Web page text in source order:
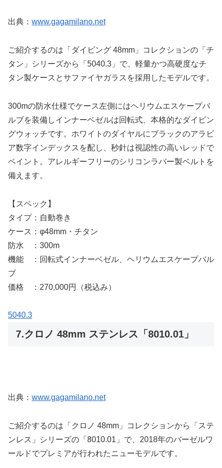
出典： www.gagamilano.net
ご紹介するのは「ダイビング 48mm」コレクションの「チ
タン」シリーズから「5040.3」で、軽量かつ高硬度なチ
タン製ケースとサファイヤガラスを採用したモデルです。
300mの防水仕様でケース左側にはヘリウムエスケープバ
ルブを装備しインナーベゼルは回転式、本格的なダイビン
グウォッチです。ホワイトのダイヤルにブラックのアラビ
ア数字インデックスを配し、秒針は視認性の高いレッドで
ペイント。アレルギーフリーのシリコンラバー製ベルトを
備えます。
【スペック】
タイプ：自動巻き
ケース：φ48mm・チタン
防水 ：300m
機能 ：回転式インナーベゼル、ヘリウムエスケープバル
ブ
価格 ：270,000円（税込み）
5040.3
7.クロノ 48mm ステンレス「8010.01」
出典： www.gagamilano.net
ご紹介するのは「クロノ 48mm」コレクションから「ステ
ンレス」シリーズの「8010.01」で、2018年のバーゼルワ
ールドでプレミアが行われたニューモデルです。